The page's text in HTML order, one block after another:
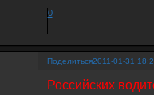
0
Поделиться2011-01-31
Российских